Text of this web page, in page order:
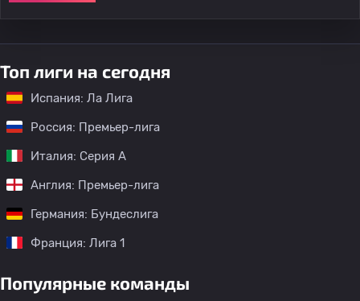
Топ лиги на сегодня
Испания: Ла Лига
Россия: Премьер-лига
Италия: Серия А
Англия: Премьер-лига
Германия: Бундеслига
Франция: Лига 1
Популярные команды